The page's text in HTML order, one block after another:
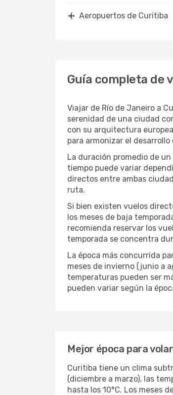
Aeropuertos de Curitiba
Guía completa de
Viajar de Río de Janeiro a
serenidad de una ciudad
con su arquitectura
para armonizar el
La duración promedio de
tiempo puede variar
directos entre ambas
ruta.
Si bien existen vuelos
los meses de baja
recomienda reservar los
temporada se concentra
La época más concurrida
meses de invierno (junio a
temperaturas pueden ser
pueden variar según la
Mejor época para
Curitiba tiene un clima
(diciembre a marzo), las
hasta los 10°C. Los meses